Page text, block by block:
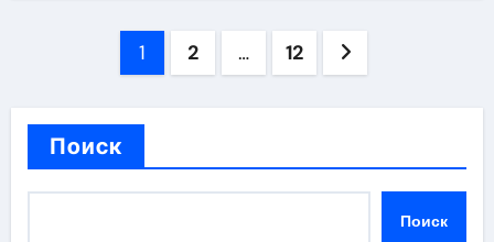
Пагинация
1 2 … 12
Поиск
Поиск